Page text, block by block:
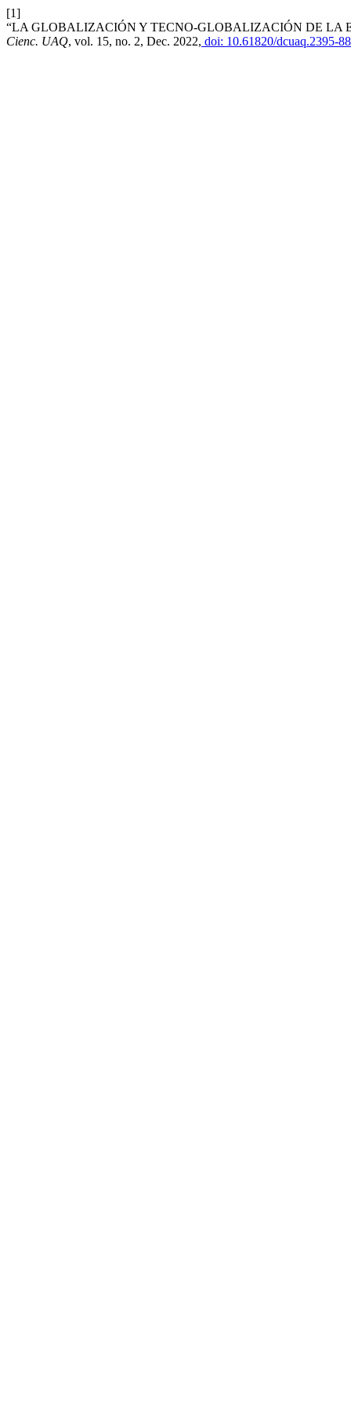
[1]
“LA GLOBALIZACIÓN Y TECNO-GLOBALIZACIÓN DE LA
Cienc. UAQ, vol. 15, no. 2, Dec. 2022, doi: 10.61820/dcuaq.2395-